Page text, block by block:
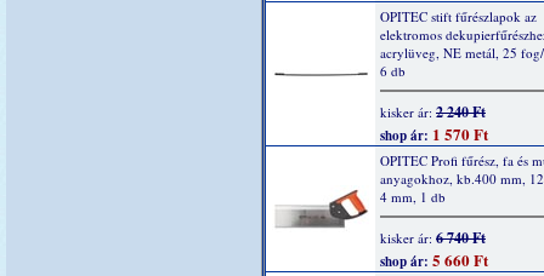
OPITEC stift fűrészlapok az
elektromos
acrylüveg, NE metál, 25
6 db
kisker ár: 2 240 Ft
shop ár: 1 570 Ft
OPITEC Profi fűrész, fa és
anyagokhoz, kb.400 mm,
4 mm, 1 db
kisker ár: 6 740 Ft
shop ár: 5 660 Ft